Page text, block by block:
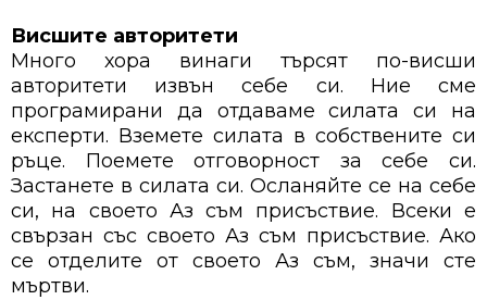
Висшите авторитети
Много хора винаги търсят по-висши
авторитети извън себе си. Ние сме
програмирани да отдаваме силата си на
експерти. Вземете силата в собствените си
ръце. Поемете отговорност за себе си.
Застанете в силата си. Осланяйте се на себе
си, на своето Аз съм присъствие. Всеки е
свързан със своето Аз съм присъствие. Ако
се отделите от своето Аз съм, значи сте
мъртви.